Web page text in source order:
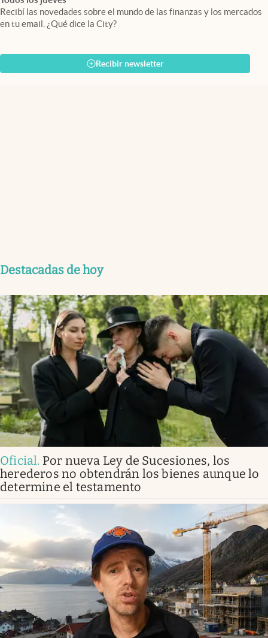
Recibí las novedades sobre el mundo de las finanzas y los mercados
en tu email. ¿Qué dice la City?
Recibir newsletter
Destacadas de hoy
Oficial. Por nueva Ley de Sucesiones, los
herederos no obtendrán los bienes aunque lo
determine el testamento